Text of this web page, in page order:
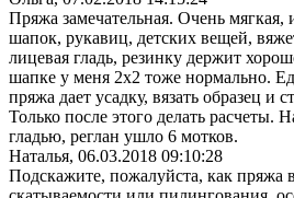
Пряжа замечательная. Очень мягкая,
шапок, рукавиц, детских вещей,
лицевая гладь, резинку держит
шапке у меня 2х2 тоже нормально.
пряжа дает усадку, вязать образец и
Только после этого делать расчеты.
гладью, реглан ушло 6 мотков.
Наталья, 06.03.2018 09:10:28
Подскажите, пожалуйста, как пряжа